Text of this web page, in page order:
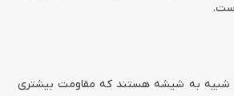
شبیه به شیشه هستند که مقاومت بیشتری